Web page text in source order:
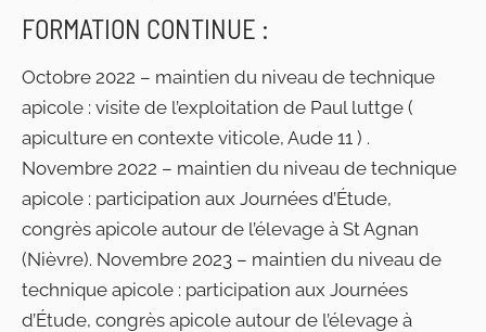
FORMATION CONTINUE :
Octobre 2022 – maintien du niveau de technique
apicole : visite de l’exploitation de Paul luttge (
apiculture en contexte viticole, Aude 11 ) .
Novembre 2022 – maintien du niveau de technique
apicole : participation aux Journées d’Étude,
congrès apicole autour de l’élevage à St Agnan
(Nièvre). Novembre 2023 – maintien du niveau de
technique apicole : participation aux Journées
d’Étude, congrès apicole autour de l’élevage à